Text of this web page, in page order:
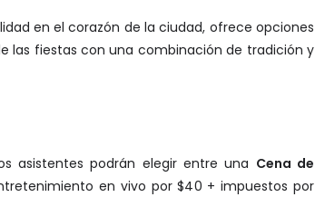
en el corazón de la ciudad, ofrece opciones
las fiestas con una combinación de tradición y
asistentes podrán elegir entre una Cena de
en vivo por $40 + impuestos por